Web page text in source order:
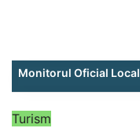
Monitorul Oficial Local
Turism